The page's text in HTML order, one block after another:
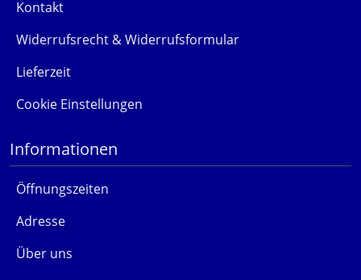
Kontakt
Widerrufsrecht & Widerrufsformular
Lieferzeit
Cookie Einstellungen
Informationen
Öffnungszeiten
Adresse
Über uns